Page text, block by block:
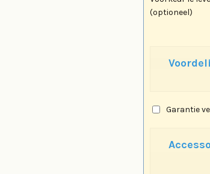
(optioneel)
Garantie